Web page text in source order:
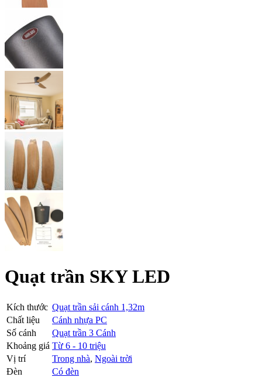
Quạt trần SKY LED
Kích thước Quạt trần sải cánh 1,32m
Chất liệu
Cánh nhựa PC
Số cánh
Quạt trần 3 Cánh
Khoảng giá Từ 6 - 10 triệu
Vị trí
Trong nhà, Ngoài trời
Đèn
Có đèn